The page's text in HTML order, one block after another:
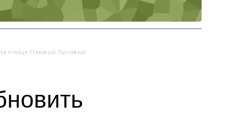
Улице Первой Луговой